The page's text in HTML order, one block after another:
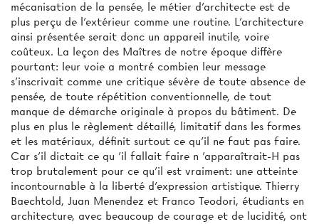
mécanisation de la pensée, le métier d'architecte est de
plus perçu de l'extérieur comme une routine. L'architecture
ainsi présentée serait donc un appareil inutile, voire
coûteux. La leçon des Maîtres de notre époque diffère
pourtant: leur voie a montré combien leur message
s'inscrivait comme une critique sévère de toute absence de
pensée, de toute répétition conventionnelle, de tout
manque de démarche originale à propos du bâtiment. De
plus en plus le règlement détaillé, limitatif dans les formes
et les matériaux, définit surtout ce qu'il ne faut pas faire.
Car s'il dictait ce qu 'il fallait faire n 'apparaîtrait-H pas
trop brutalement pour ce qu'il est vraiment: une atteinte
incontournable à la liberté d'expression artistique. Thierry
Baechtold, Juan Menendez et Franco Teodori, étudiants en
architecture, avec beaucoup de courage et de lucidité, ont